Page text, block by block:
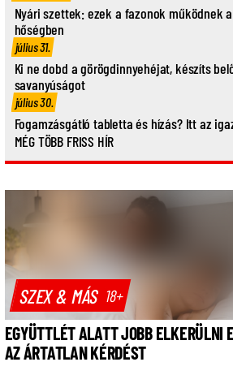
Nyári szettek: ezek a fazonok működnek a
hőségben
július 31.
Ki ne dobd a görögdinnyehéjat, készíts
savanyúságot
július 30.
Fogamzásgátló tabletta és hízás? Itt az
MÉG TÖBB FRISS HÍR
SZEX & MÁS 18+
EGYÜTTLÉT ALATT JOBB ELKERÜLNI
AZ ÁRTATLAN KÉRDÉST